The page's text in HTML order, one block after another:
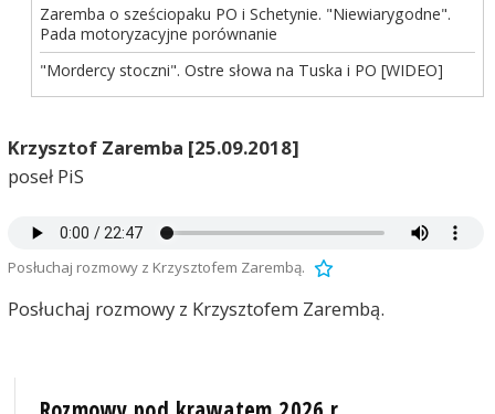
Zaremba o sześciopaku PO i Schetynie. "Niewiarygodne".
Pada motoryzacyjne porównanie
"Mordercy stoczni". Ostre słowa na Tuska i PO [WIDEO]
Krzysztof Zaremba [25.09.2018]
poseł PiS
Posłuchaj rozmowy z Krzysztofem Zarembą.
Posłuchaj rozmowy z Krzysztofem Zarembą.